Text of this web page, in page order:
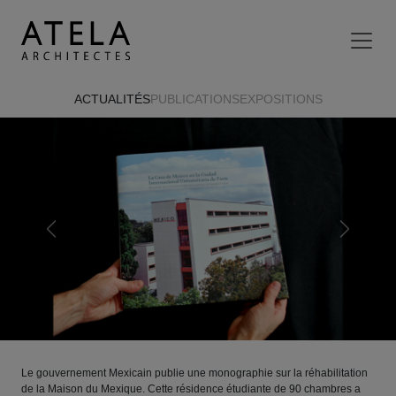
ACTUALITÉSPUBLICATIONSEXPOSITIONS
Previous Next
Le gouvernement Mexicain publie une monographie sur la réhabilitation
de la Maison du Mexique. Cette résidence étudiante de 90 chambres a